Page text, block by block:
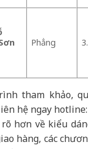
Phẳng
tham khảo,
hệ ngay hotline:
hơn về kiểu
hàng, các